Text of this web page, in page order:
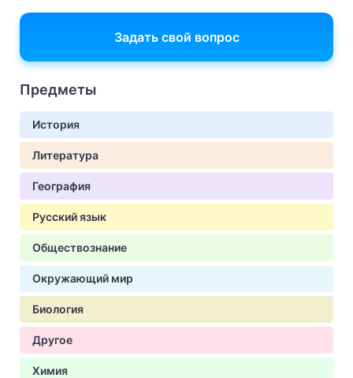
Задать свой вопрос
Предметы
История
Литература
География
Русский язык
Обществознание
Окружающий мир
Биология
Другое
Химия